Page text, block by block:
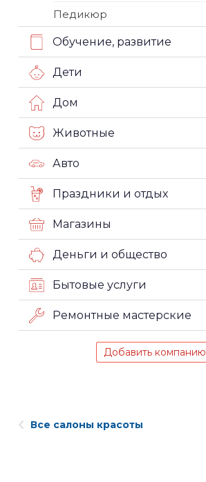
Педикюр
Обучение, развитие
Дети
Дом
Животные
Авто
Праздники и отдых
Магазины
Деньги и общество
Бытовые услуги
Ремонтные мастерские
Добавить компанию
Все салоны красоты